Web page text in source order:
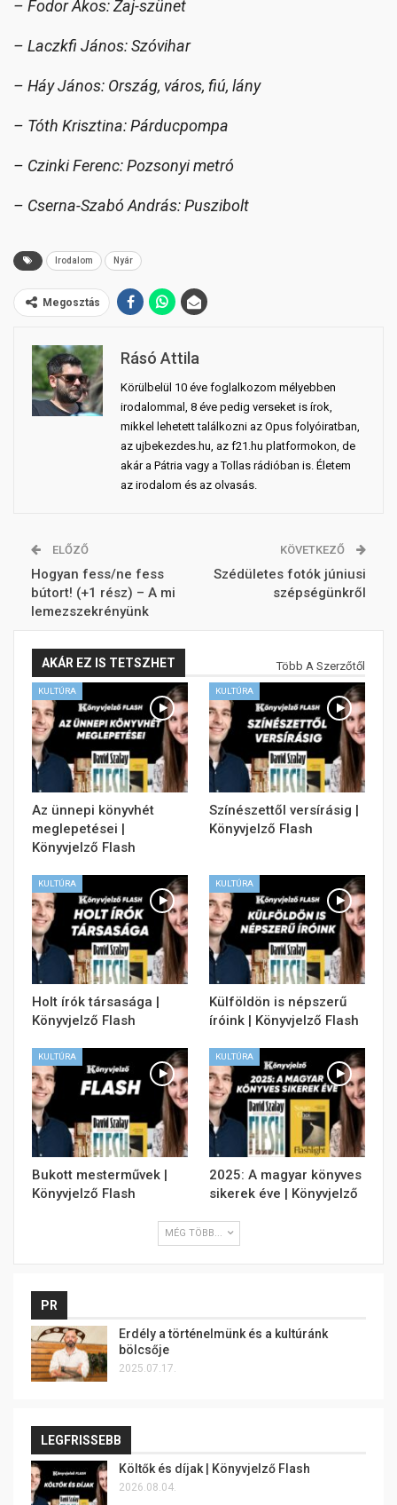
– Fodor Ákos: Zaj-szünet
– Laczkfi János: Szóvihar
– Háy János: Ország, város, fiú, lány
– Tóth Krisztina: Párducpompa
– Czinki Ferenc: Pozsonyi metró
– Cserna-Szabó András: Puszibolt
Irodalom Nyár
Megosztás
Rásó Attila
Körülbelül 10 éve foglalkozom mélyebben
irodalommal, 8 éve pedig verseket is írok,
mikkel lehetett találkozni az Opus folyóiratban,
az ujbekezdes.hu, az f21.hu platformokon, de
akár a Pátria vagy a Tollas rádióban is. Életem
az irodalom és az olvasás.
ELŐZŐ
Hogyan fess/ne fess
bútort! (+1 rész) – A mi
lemezszekrényünk
KÖVETKEZŐ
Szédületes fotók júniusi
szépségünkről
AKÁR EZ IS TETSZHET Több A Szerzőtől
KULTÚRA
Az ünnepi könyvhét
meglepetései |
Könyvjelző Flash
KULTÚRA
Színészettől versírásig |
Könyvjelző Flash
KULTÚRA
Holt írók társasága |
Könyvjelző Flash
KULTÚRA
Külföldön is népszerű
íróink | Könyvjelző Flash
KULTÚRA
Bukott mesterművek |
Könyvjelző Flash
KULTÚRA
2025: A magyar könyves
sikerek éve | Könyvjelző
MÉG TÖBB...
PR
Erdély a történelmünk és a kultúránk
bölcsője
2025.07.17.
LEGFRISSEBB
Költők és díjak | Könyvjelző Flash
2026.08.04.